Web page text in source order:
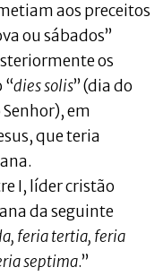
aos preceitos
ou sábados”
os
“dies solis” (dia do
Senhor), em
que teria
I, líder cristão
da seguinte
feria tertia, feria
septima.”